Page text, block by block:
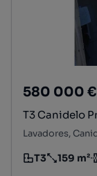
580 000 €
T3 Canidelo
Lavadores,
Tipologia
T3
Preço por159 m²
Andar